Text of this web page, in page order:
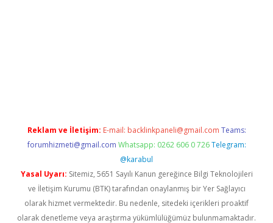
Reklam ve İletişim: E-mail: backlinkpaneli@gmail.com Teams:
forumhizmeti@gmail.com Whatsapp: 0262 606 0 726 Telegram:
@karabul
Yasal Uyarı: Sitemiz, 5651 Sayılı Kanun gereğince Bilgi Teknolojileri
ve İletişim Kurumu (BTK) tarafından onaylanmış bir Yer Sağlayıcı
olarak hizmet vermektedir. Bu nedenle, sitedeki içerikleri proaktif
olarak denetleme veya araştırma yükümlülüğümüz bulunmamaktadır.